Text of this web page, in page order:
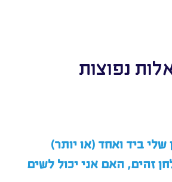
נפוצות
ביד ואחד (או יותר)
זהים, האם אני יכול לשים